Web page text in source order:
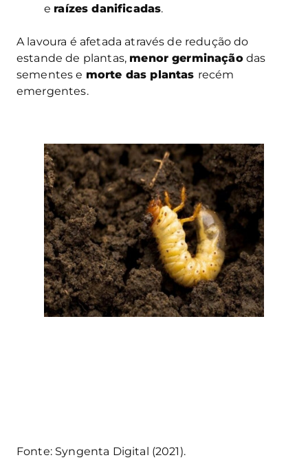
e raízes danificadas.
A lavoura é afetada através de redução do
estande de plantas, menor germinaçãodas
sementes e morte das plantas recém
emergentes.
Fonte: Syngenta Digital (2021).